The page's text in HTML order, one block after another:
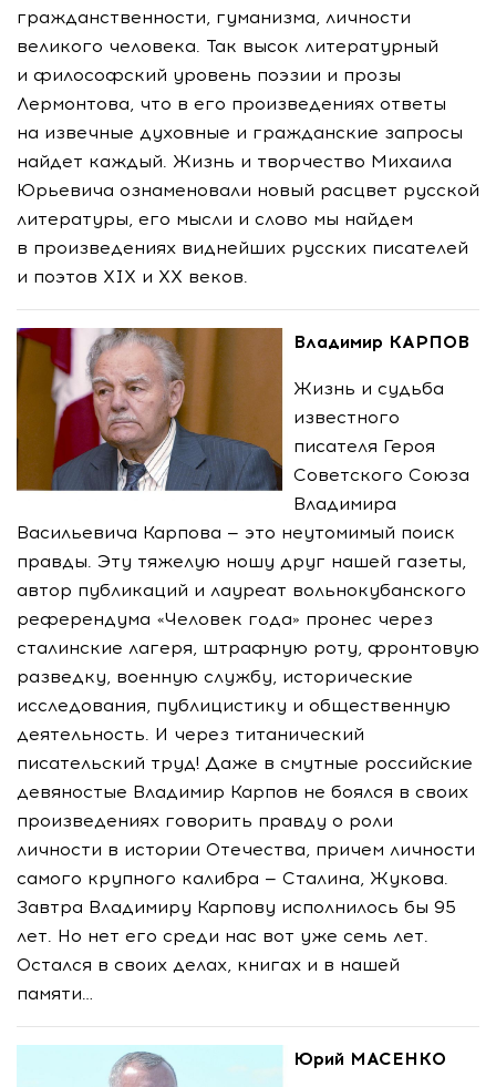
гражданственности, гуманизма, личности
великого человека. Так высок литературный
и философский уровень поэзии и прозы
Лермонтова, что в его произведениях ответы
на извечные духовные и гражданские запросы
найдет каждый. Жизнь и творчество Михаила
Юрьевича ознаменовали новый расцвет русской
литературы, его мысли и слово мы найдем
в произведениях виднейших русских писателей
и поэтов XIX и XX веков.
Владимир КАРПОВ
Жизнь и судьба
известного
писателя Героя
Советского Союза
Владимира
Васильевича Карпова — это неутомимый поиск
правды. Эту тяжелую ношу друг нашей газеты,
автор публикаций и лауреат вольнокубанского
референдума «Человек года» пронес через
сталинские лагеря, штрафную роту, фронтовую
разведку, военную службу, исторические
исследования, публицистику и общественную
деятельность. И через титанический
писательский труд! Даже в смутные российские
девяностые Владимир Карпов не боялся в своих
произведениях говорить правду о роли
личности в истории Отечества, причем личности
самого крупного калибра — Сталина, Жукова.
Завтра Владимиру Карпову исполнилось бы 95
лет. Но нет его среди нас вот уже семь лет.
Остался в своих делах, книгах и в нашей
памяти…
Юрий МАСЕНКО